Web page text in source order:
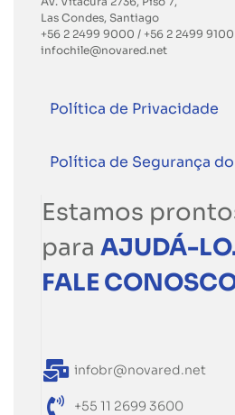
Las Condes, Santiago
+56 2 2499 9000 / +56 2 2499 9100
infochile@novared.net
Política de Privacidade
Política de Segurança
Estamos
para AJUDÁ-
FALE
infobr@novared.net
+55 11 2699 3600